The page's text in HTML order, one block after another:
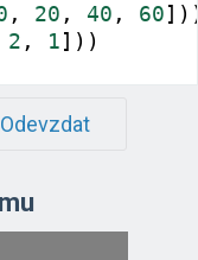
, 20 , 40 , 60
2 , 1]))
Odevzdat